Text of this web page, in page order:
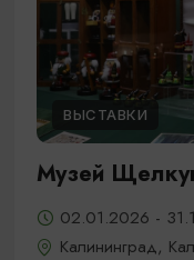
ВЫСТАВКИ
Музей
02.01.2026 -
Калининград,